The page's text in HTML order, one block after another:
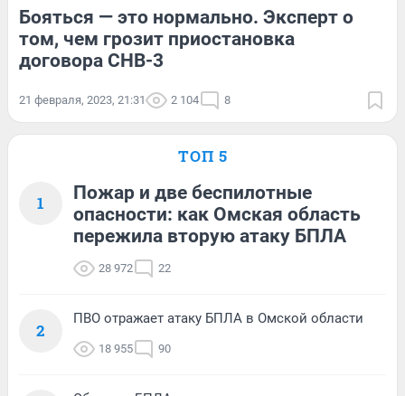
Бояться — это нормально. Эксперт о
том, чем грозит приостановка
договора СНВ-3
21 февраля, 2023, 21:31 2 104 8
ТОП 5
1
Пожар и две беспилотные
опасности: как Омская область
пережила вторую атаку БПЛА
28 972 22
2
ПВО отражает атаку БПЛА в Омской области
18 955 90